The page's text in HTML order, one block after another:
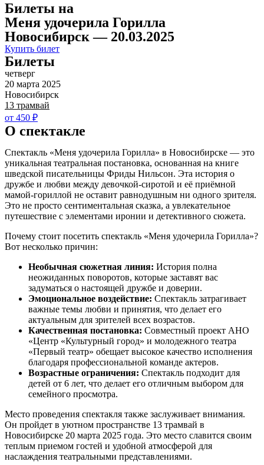
Билеты на
Меня удочерила Горилла
Новосибирск — 20.03.2025
Купить билет
Билеты
четверг
20 марта 2025
Новосибирск
13 трамвай
от 450 ₽
О спектакле
Спектакль «Меня удочерила Горилла» в Новосибирске — это
уникальная театральная постановка, основанная на книге
шведской писательницы Фриды Нильсон. Эта история о
дружбе и любви между девочкой-сиротой и её приёмной
мамой-гориллой не оставит равнодушным ни одного зрителя.
Это не просто сентиментальная сказка, а увлекательное
путешествие с элементами иронии и детективного сюжета.
Почему стоит посетить спектакль «Меня удочерила Горилла»?
Вот несколько причин:
Необычная сюжетная линия: История полна
неожиданных поворотов, которые заставят вас
задуматься о настоящей дружбе и доверии.
Эмоциональное воздействие: Спектакль затрагивает
важные темы любви и принятия, что делает его
актуальным для зрителей всех возрастов.
Качественная постановка: Совместный проект АНО
«Центр «Культурный город» и молодежного театра
«Первый театр» обещает высокое качество исполнения
благодаря профессиональной команде актеров.
Возрастные ограничения: Спектакль подходит для
детей от 6 лет, что делает его отличным выбором для
семейного просмотра.
Место проведения спектакля также заслуживает внимания.
Он пройдет в уютном пространстве 13 трамвай в
Новосибирске 20 марта 2025 года. Это место славится своим
теплым приемом гостей и удобной атмосферой для
наслаждения театральными представлениями.